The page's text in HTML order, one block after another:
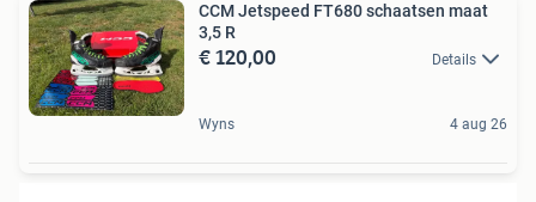
CCM Jetspeed FT680 schaatsen maat
3,5 R
€ 120,00 Details
Wyns 4 aug 26